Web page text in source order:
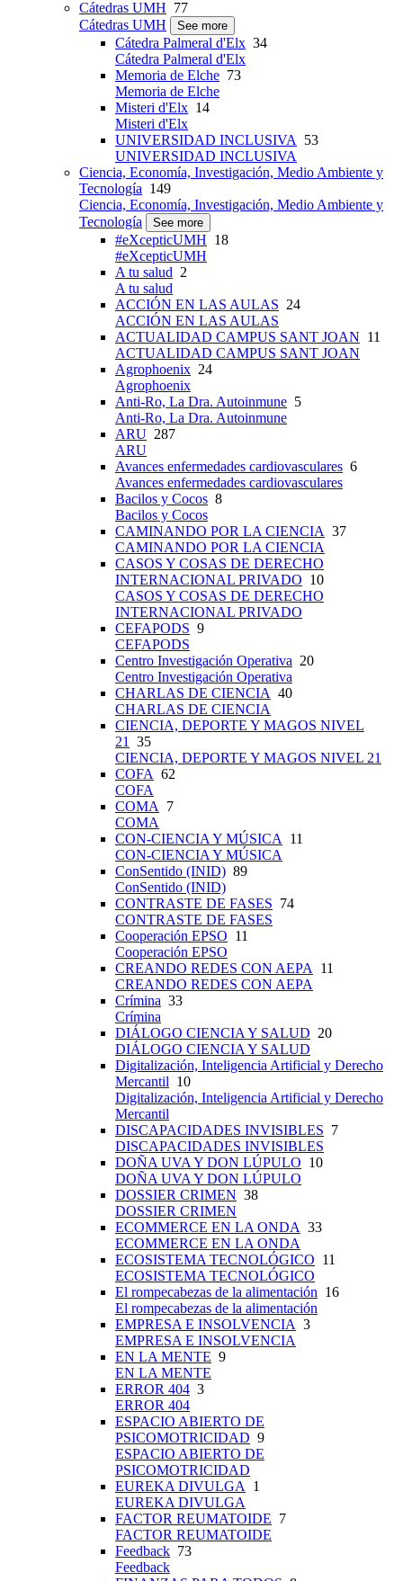
Cátedras UMH 77
Cátedras UMH
See more
Cátedra Palmeral d'Elx 34
Cátedra Palmeral d'Elx
Memoria de Elche 73
Memoria de Elche
Misteri d'Elx 14
Misteri d'Elx
UNIVERSIDAD INCLUSIVA
53
UNIVERSIDAD INCLUSIVA
Ciencia, Economía, Investigación, Medio Ambiente y
Tecnología 149
Ciencia, Economía, Investigación, Medio Ambiente y
Tecnología
See more
#eXcepticUMH 18
#eXcepticUMH
A tu salud 2
A tu salud
ACCIÓN EN LAS AULAS 24
ACCIÓN EN LAS AULAS
ACTUALIDAD CAMPUS SANT JOAN 11
ACTUALIDAD CAMPUS SANT JOAN
Agrophoenix 24
Agrophoenix
Anti-Ro, La Dra. Autoinmune 5
Anti-Ro, La Dra. Autoinmune
ARU 287
ARU
Avances enfermedades cardiovasculares 6
Avances enfermedades cardiovasculares
Bacilos y Cocos 8
Bacilos y Cocos
CAMINANDO POR LA CIENCIA 37
CAMINANDO POR LA CIENCIA
CASOS Y COSAS DE DERECHO
INTERNACIONAL PRIVADO 10
CASOS Y COSAS DE DERECHO
INTERNACIONAL PRIVADO
CEFAPODS 9
CEFAPODS
Centro Investigación Operativa 20
Centro Investigación Operativa
CHARLAS DE CIENCIA 40
CHARLAS DE CIENCIA
CIENCIA, DEPORTE Y MAGOS NIVEL
21
35
CIENCIA, DEPORTE Y MAGOS NIVEL 21
COFA 62
COFA
COMA
7
COMA
CON-CIENCIA Y MÚSICA
11
CON-CIENCIA Y MÚSICA
ConSentido (INID) 89
ConSentido (INID)
CONTRASTE DE FASES 74
CONTRASTE DE FASES
Cooperación EPSO 11
Cooperación EPSO
CREANDO REDES CON AEPA
11
CREANDO REDES CON AEPA
Crímina 33
Crímina
DIÁLOGO CIENCIA Y SALUD 20
DIÁLOGO CIENCIA Y SALUD
Digitalización, Inteligencia Artificial y Derecho
Mercantil 10
Digitalización, Inteligencia Artificial y Derecho
Mercantil
DISCAPACIDADES INVISIBLES 7
DISCAPACIDADES INVISIBLES
DOÑA UVA Y DON LÚPULO 10
DOÑA UVA Y DON LÚPULO
DOSSIER CRIMEN 38
DOSSIER CRIMEN
ECOMMERCE EN LA ONDA 33
ECOMMERCE EN LA ONDA
ECOSISTEMA TECNOLÓGICO 11
ECOSISTEMA TECNOLÓGICO
El rompecabezas de la alimentación 16
El rompecabezas de la alimentación
EMPRESA E INSOLVENCIA 3
EMPRESA E INSOLVENCIA
EN LA MENTE 9
EN LA MENTE
ERROR 404 3
ERROR 404
ESPACIO ABIERTO DE
PSICOMOTRICIDAD 9
ESPACIO ABIERTO DE
PSICOMOTRICIDAD
EUREKA DIVULGA
1
EUREKA DIVULGA
FACTOR REUMATOIDE 7
FACTOR REUMATOIDE
Feedback 73
Feedback